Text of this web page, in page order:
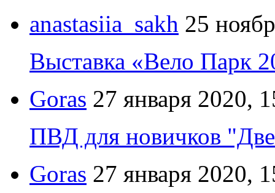
anastasiia_sakh 25
Выставка «Вело Парк
Goras 27 января 2020,
ПВД для новичков
Goras 27 января 2020,